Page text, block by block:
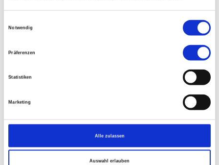
Notwendig
Präferenzen
Statistiken
Marketing
Alle zulassen
Auswahl erlauben
Haftung für eigene Inhalte
Die Inhalte dieser Seiten wurden mit größter
Sorgfalt erstellt. Für die Richtigkeit,
Vollständigkeit und Aktualität der Inhalte können
wir jedoch keine Gewähr übernehmen. Als
eigene Inhalte auf diesen Seiten nach den
Haftung für Links